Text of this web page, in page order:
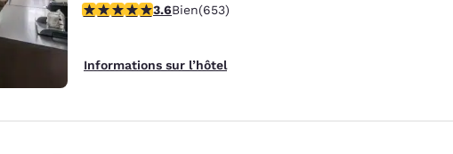
Piscine extérieure
3.64 étoiles. Bien. 653 commentaires
3.6Bien(653)
Informations sur l’hôtel